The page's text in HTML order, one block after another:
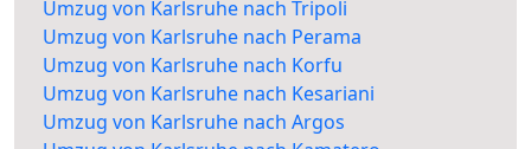
Umzug von Karlsruhe nach Tripoli
Umzug von Karlsruhe nach Perama
Umzug von Karlsruhe nach Korfu
Umzug von Karlsruhe nach Kesariani
Umzug von Karlsruhe nach Argos